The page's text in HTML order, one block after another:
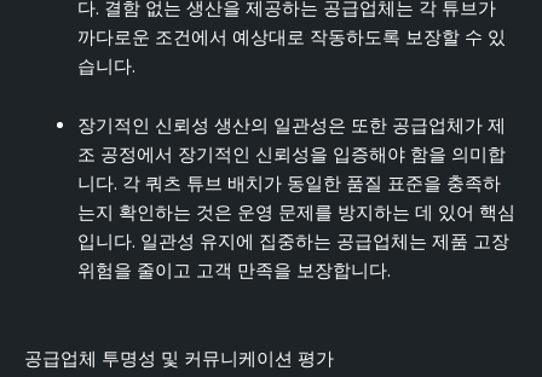
다. 결함 없는 생산을 제공하는 공급업체는 각 튜브가
까다로운 조건에서 예상대로 작동하도록 보장할 수 있
습니다.
장기적인 신뢰성 생산의 일관성은 또한 공급업체가 제
조 공정에서 장기적인 신뢰성을 입증해야 함을 의미합
니다. 각 쿼츠 튜브 배치가 동일한 품질 표준을 충족하
는지 확인하는 것은 운영 문제를 방지하는 데 있어 핵심
입니다. 일관성 유지에 집중하는 공급업체는 제품 고장
위험을 줄이고 고객 만족을 보장합니다.
공급업체 투명성 및 커뮤니케이션 평가